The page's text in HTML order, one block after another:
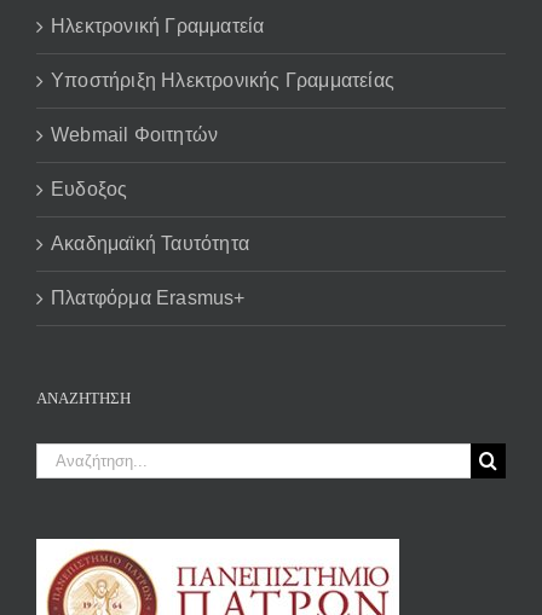
Ηλεκτρονική Γραμματεία
Υποστήριξη Ηλεκτρονικής Γραμματείας
Webmail Φοιτητών
Ευδοξος
Ακαδημαϊκή Ταυτότητα
Πλατφόρμα Erasmus+
ΑΝΑΖΉΤΗΣΗ
Αναζήτηση
για: